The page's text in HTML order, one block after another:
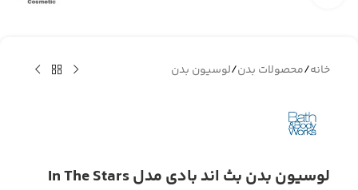
خانه/محصولات بدن/لوسیون بدن
لوسیون بدن بث اند بادی مدل In The Stars